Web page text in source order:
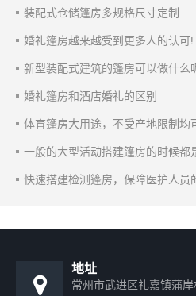
装配式仓储篷房多规格尺寸定制
婚礼篷房越来越受到更多人的认可!
新型装配式建筑的篷房可以做什么
婚礼篷房和酒店婚礼的区别
体育篷房大用途，不受产地限制均
一般的大型活动搭建篷房的时候都
快速搭建检测篷房，保障医护人员
地址
常州市武进区礼嘉镇蒲